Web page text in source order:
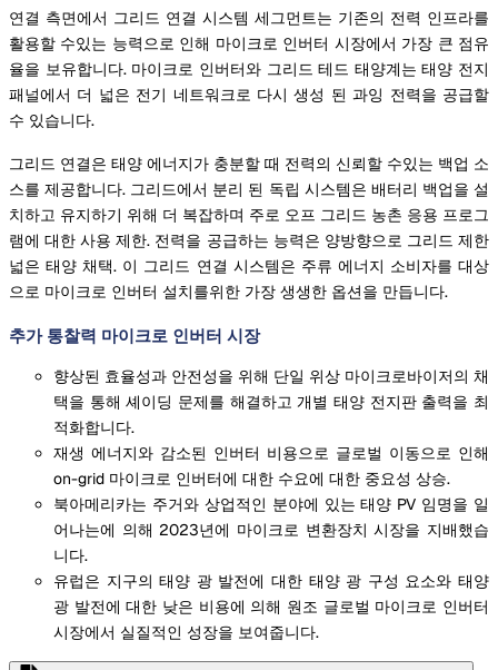
연결 측면에서 그리드 연결 시스템 세그먼트는 기존의 전력 인프라를
활용할 수있는 능력으로 인해 마이크로 인버터 시장에서 가장 큰 점유
율을 보유합니다. 마이크로 인버터와 그리드 테드 태양계는 태양 전지
패널에서 더 넓은 전기 네트워크로 다시 생성 된 과잉 전력을 공급할
수 있습니다.
그리드 연결은 태양 에너지가 충분할 때 전력의 신뢰할 수있는 백업 소
스를 제공합니다. 그리드에서 분리 된 독립 시스템은 배터리 백업을 설
치하고 유지하기 위해 더 복잡하며 주로 오프 그리드 농촌 응용 프로그
램에 대한 사용 제한. 전력을 공급하는 능력은 양방향으로 그리드 제한
넓은 태양 채택. 이 그리드 연결 시스템은 주류 에너지 소비자를 대상
으로 마이크로 인버터 설치를위한 가장 생생한 옵션을 만듭니다.
추가 통찰력 마이크로 인버터 시장
향상된 효율성과 안전성을 위해 단일 위상 마이크로바이저의 채
택을 통해 셰이딩 문제를 해결하고 개별 태양 전지판 출력을 최
적화합니다.
재생 에너지와 감소된 인버터 비용으로 글로벌 이동으로 인해
on-grid 마이크로 인버터에 대한 수요에 대한 중요성 상승.
북아메리카는 주거와 상업적인 분야에 있는 태양 PV 임명을 일
어나는에 의해 2023년에 마이크로 변환장치 시장을 지배했습
니다.
유럽은 지구의 태양 광 발전에 대한 태양 광 구성 요소와 태양
광 발전에 대한 낮은 비용에 의해 원조 글로벌 마이크로 인버터
시장에서 실질적인 성장을 보여줍니다.